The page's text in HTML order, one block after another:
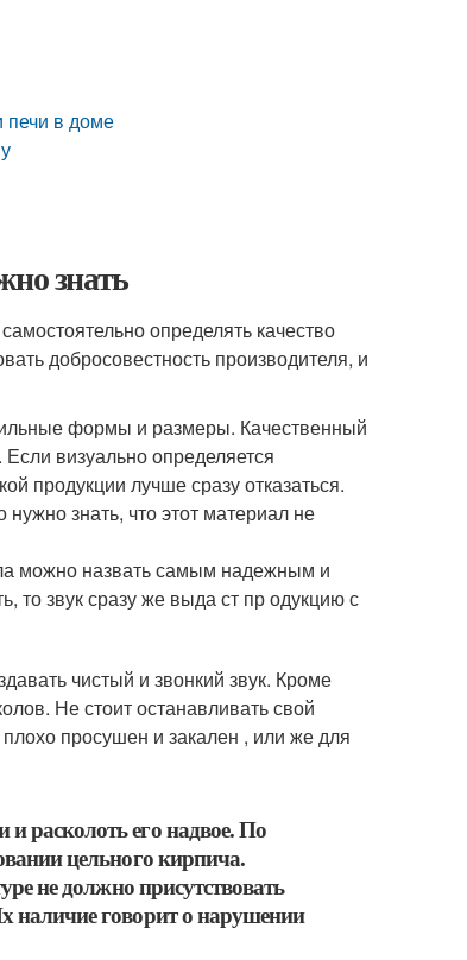
печи в доме
знать
определять качество
добросовестность производителя, и
формы и размеры. Качественный
визуально определяется
продукции лучше сразу отказаться.
знать, что этот материал не
можно назвать самым надежным и
то звук сразу же выда ст пр одукцию с
чистый и звонкий звук. Кроме
Не стоит останавливать свой
просушен и закален , или же для
расколоть его надвое. По
цельного кирпича.
не должно присутствовать
наличие говорит о нарушении